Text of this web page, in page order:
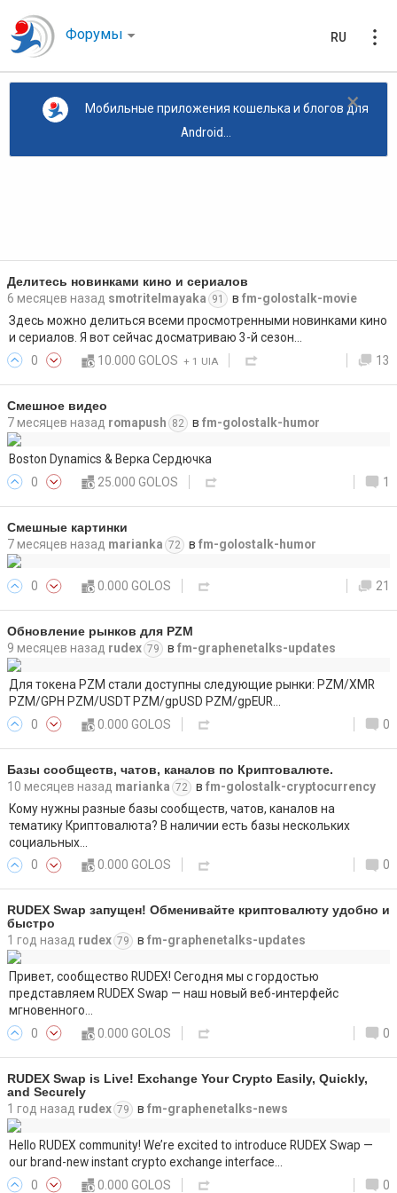
Форумы RU
×
Мобильные приложения кошелька и блогов для
Android...
Делитесь новинками кино и сериалов
6 месяцев назад smotritelmayaka 91 в fm-golostalk-movie
Здесь можно делиться всеми просмотренными новинками кино
и сериалов. Я вот сейчас досматриваю 3-й сезон…
0
10.000 GOLOS +1 UIA 13
Смешное видео
7 месяцев назад romapush 82 в fm-golostalk-humor
Boston Dynamics & Верка Сердючка
0
25.000 GOLOS 1
Смешные картинки
7 месяцев назад marianka 72 в fm-golostalk-humor
0 0.000 GOLOS 21
Обновление рынков для PZM
9 месяцев назад rudex 79 в fm-graphenetalks-updates
Для токена PZM стали доступны следующие рынки: PZM/XMR
PZM/GPH PZM/USDT PZM/gpUSD PZM/gpEUR…
0
0.000 GOLOS 0
Базы сообществ, чатов, каналов по Криптовалюте.
10 месяцев назад marianka 72 в fm-golostalk-cryptocurrency
Кому нужны разные базы сообществ, чатов, каналов на
тематику Криптовалюта? В наличии есть базы нескольких
социальных…
0
0.000 GOLOS 0
RUDEX Swap запущен! Обменивайте криптовалюту удобно и
быстро
1 год назад rudex 79 в fm-graphenetalks-updates
Привет, сообщество RUDEX! Сегодня мы с гордостью
представляем RUDEX Swap — наш новый веб-интерфейс
мгновенного…
0
0.000 GOLOS 0
RUDEX Swap is Live! Exchange Your Crypto Easily, Quickly,
and Securely
1 год назад rudex 79 в fm-graphenetalks-news
Hello RUDEX community! We’re excited to introduce RUDEX Swap —
our brand-new instant crypto exchange interface…
0
0.000 GOLOS 0